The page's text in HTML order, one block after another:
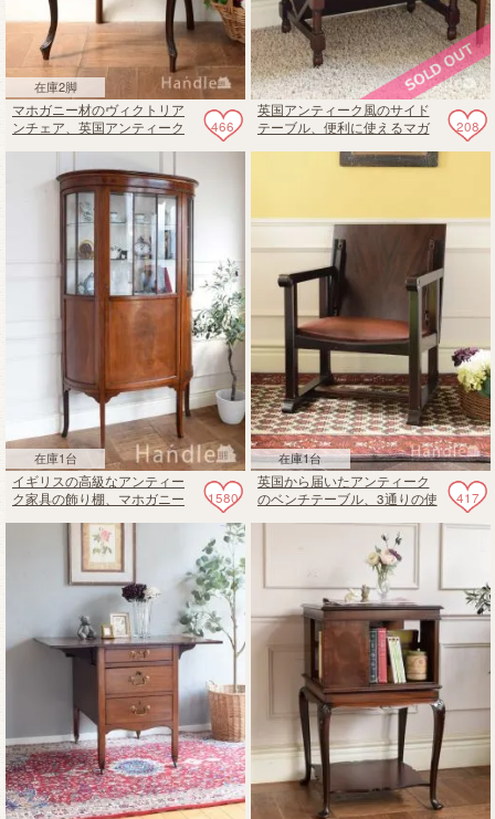
在庫2脚
466
マホガニー材のヴィクトリア
ンチェア、英国アンティーク
208
英国アンティーク風のサイド
テーブル、便利に使えるマガ
在庫1台
1580
イギリスの高級なアンティー
ク家具の飾り棚、マホガニー
在庫1台
417
英国から届いたアンティーク
のベンチテーブル、3通りの使